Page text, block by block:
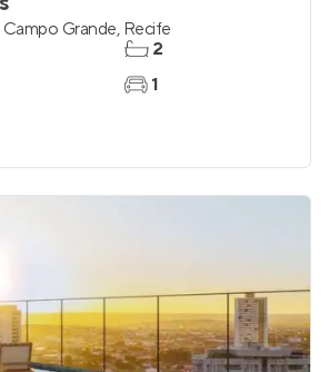
Campo Grande, Recife
2
1